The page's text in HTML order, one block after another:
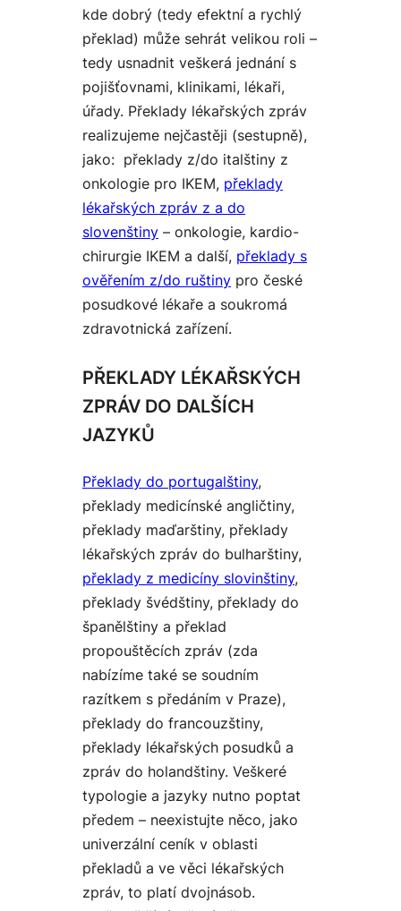
kde dobrý (tedy efektní a rychlý
překlad) může sehrát velikou roli –
tedy usnadnit veškerá jednání s
pojišťovnami, klinikami, lékaři,
úřady. Překlady lékařských zpráv
realizujeme nejčastěji (sestupně),
jako: překlady z/do italštiny z
onkologie pro IKEM, překlady
lékařských zpráv z a do
slovenštiny – onkologie, kardio-
chirurgie IKEM a další, překlady s
ověřením z/do ruštiny pro české
posudkové lékaře a soukromá
zdravotnická zařízení.
PŘEKLADY LÉKAŘSKÝCH
ZPRÁV DO DALŠÍCH
JAZYKŮ
Překlady do portugalštiny,
překlady medicínské angličtiny,
překlady maďarštiny, překlady
lékařských zpráv do bulharštiny,
překlady z medicíny slovinštiny,
překlady švédštiny, překlady do
španělštiny a překlad
propouštěcích zpráv (zda
nabízíme také se soudním
razítkem s předáním v Praze),
překlady do francouzštiny,
překlady lékařských posudků a
zpráv do holandštiny. Veškeré
typologie a jazyky nutno poptat
předem – neexistujte něco, jako
univerzální ceník v oblasti
překladů a ve věci lékařských
zpráv, to platí dvojnásob.